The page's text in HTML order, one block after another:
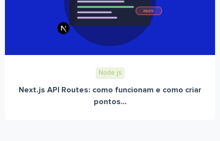
Node.js
Next.js API Routes: como funcionam e como criar
pontos...